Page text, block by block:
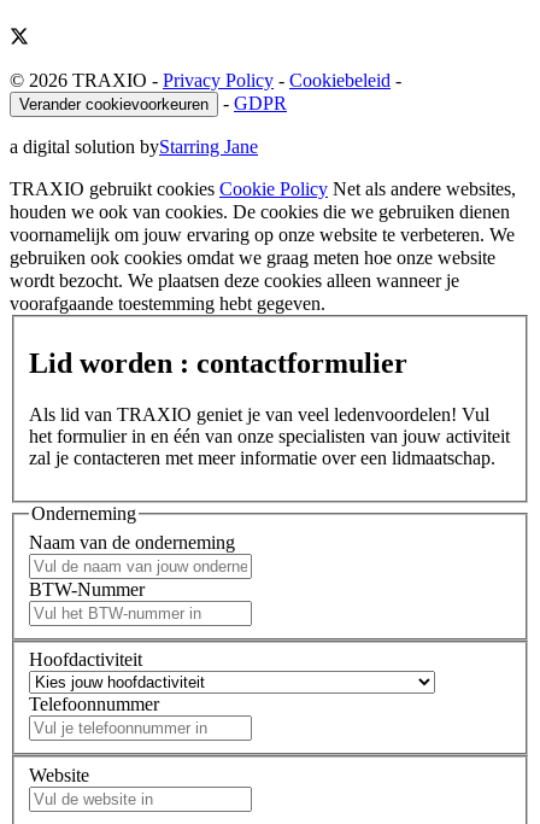
© 2026 TRAXIO - Privacy Policy - Cookiebeleid -
Verander cookievoorkeuren - GDPR
a digital solution byStarring Jane
TRAXIO gebruikt cookies Cookie Policy Net als andere websites,
houden we ook van cookies. De cookies die we gebruiken dienen
voornamelijk om jouw ervaring op onze website te verbeteren. We
gebruiken ook cookies omdat we graag meten hoe onze website
wordt bezocht. We plaatsen deze cookies alleen wanneer je
voorafgaande toestemming hebt gegeven.
Lid worden : contactformulier
Als lid van TRAXIO geniet je van veel ledenvoordelen! Vul
het formulier in en één van onze specialisten van jouw activiteit
zal je contacteren met meer informatie over een lidmaatschap.
Onderneming
Naam van de onderneming
BTW-Nummer
Hoofdactiviteit
Telefoonnummer
Website